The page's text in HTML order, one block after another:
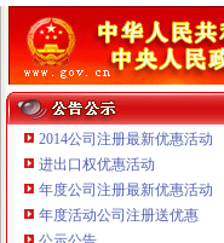
本站导航
2014公司注册最新优惠活动
进出口权优惠活动
年度公司注册最新优惠活动
年度活动公司注册送优惠